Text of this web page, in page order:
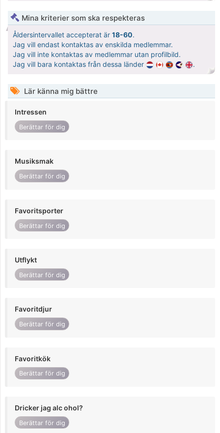
Mina kriterier som ska respekteras
Åldersintervallet accepterat är 18-60.
Jag vill endast kontaktas av enskilda medlemmar.
Jag vill inte kontaktas av medlemmar utan profilbild.
Jag vill bara kontaktas från dessa länder
.
Lär känna mig bättre
Intressen
Berättar för dig
Musiksmak
Berättar för dig
Favoritsporter
Berättar för dig
Utflykt
Berättar för dig
Favoritdjur
Berättar för dig
Favoritkök
Berättar för dig
Dricker jag alc ohol?
Berättar för dig